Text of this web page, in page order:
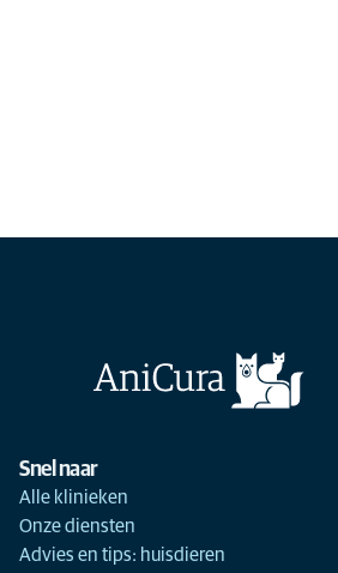
Snel naar
Alle klinieken
Onze diensten
Advies en tips: huisdieren